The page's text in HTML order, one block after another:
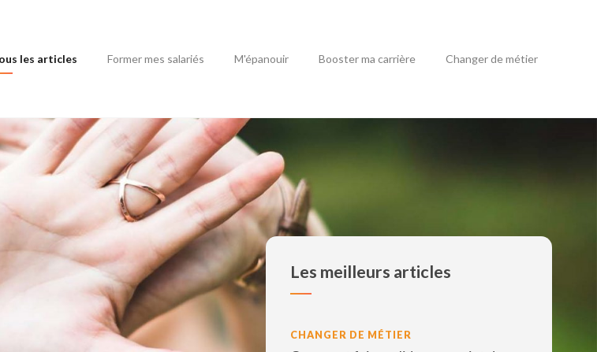
les articles (current)Former mes salariés M'épanouir Booster ma carrière Changer de métier
Les meilleurs articles
CHANGER DE MÉTIER